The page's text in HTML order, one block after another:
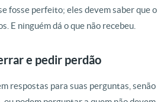
fosse perfeito; eles devem saber que o
E ninguém dá o que não recebeu.
e pedir perdão
respostas para suas perguntas, senão